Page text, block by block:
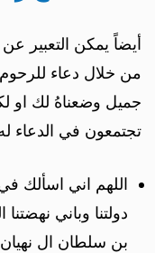
أيضاً يمكن التعبير
من خلال دعاء
جميل وضعناهُ لك او
تجتمعون في الدعاء
اللهم اني اسألك
دولتنا وباني
بن سلطان ال